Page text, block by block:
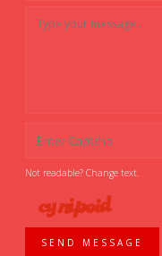
Not readable? Change text.
SEND MESSAGE